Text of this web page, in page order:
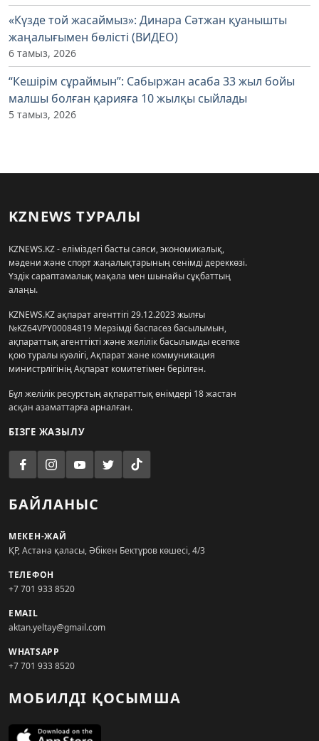
«Күзде той жасаймыз»: Динара Сәтжан қуанышты
жаңалығымен бөлісті (ВИДЕО)
6 тамыз, 2026
“Кешірім сұраймын”: Сабыржан асаба 33 жыл бойы
малшы болған қарияға 10 жылқы сыйлады
5 тамыз, 2026
KZNEWS ТУРАЛЫ
KZNEWS.KZ - еліміздегі басты саяси, экономикалық,
мәдени және спорт жаңалықтарының сенімді дереккөзі.
Үздік сараптамалық мақала мен шынайы сұқбаттың
алаңы.
KZNEWS.KZ ақпарат агенттігі 29.12.2023 жылғы
№KZ64VPY00084819 Мерзімді баспасөз басылымын,
ақпараттық агенттікті және желілік басылымды есепке
қою туралы куәлігі, Ақпарат және коммуникация
министрлігінің Ақпарат комитетімен берілген.
Бұл желілік ресурстың ақпараттық өнімдері 18 жастан
асқан азаматтарға арналған.
БІЗГЕ ЖАЗЫЛУ
БАЙЛАНЫС
МЕКЕН-ЖАЙ
ҚР, Астана қаласы, Әбікен Бектұров көшесі, 4/3
ТЕЛЕФОН
+7 701 933 8520
EMAIL
aktan.yeltay@gmail.com
WHATSAPP
+7 701 933 8520
МОБИЛДІ ҚОСЫМША